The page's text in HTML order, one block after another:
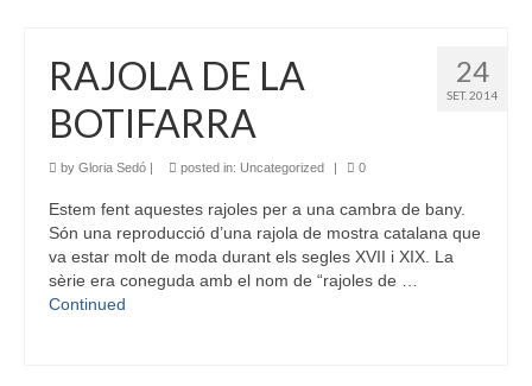
24
SET. 2014
RAJOLA DE LA
BOTIFARRA
by Gloria Sedó posted in: Uncategorized 0
Estem fent aquestes rajoles per a una cambra de bany.
Són una reproducció d’una rajola de mostra catalana que
va estar molt de moda durant els segles XVII i XIX. La
sèrie era coneguda amb el nom de “rajoles de …
Continued